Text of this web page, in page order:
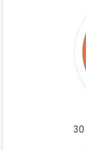
30